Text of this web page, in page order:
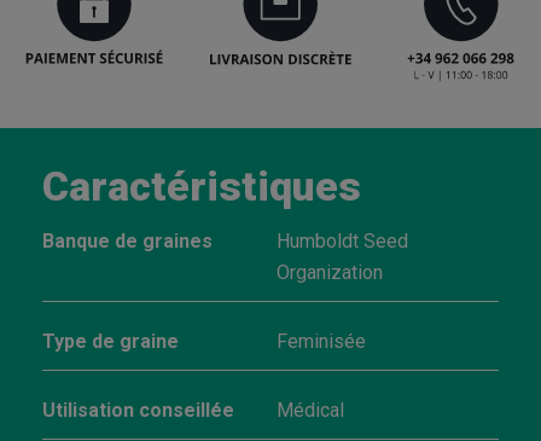
Caractéristiques
Banque de graines
Humboldt Seed
Organization
Type de graine Feminisée
Utilisation conseillée Médical